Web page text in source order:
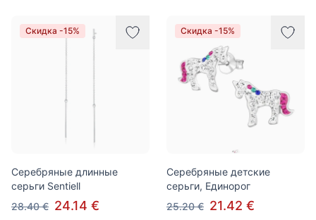
Скидка -15%
Серебряные длинные
серьги Sentiell
28.40 € 24.14 €
Скидка -15%
Серебряные детские
серьги, Единорог
25.20 € 21.42 €